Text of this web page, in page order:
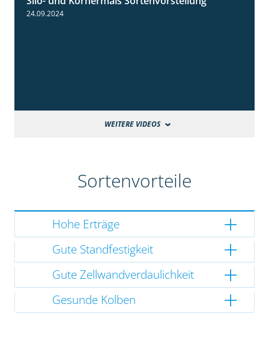
24.09.2024
WEITERE VIDEOS
Sortenvorteile
Hohe Erträge
Gute Standfestigkeit
Gute Zellwandverdaulichkeit
Gesunde Kolben